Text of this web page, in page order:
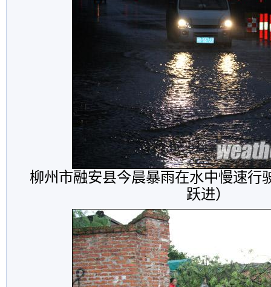
柳州市融安县今晨暴雨在水中慢速行
跃进）